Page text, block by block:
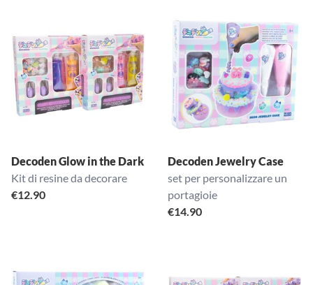
Decoden Glow in the Dark
Kit di resine da decorare
€12.90
Decoden Jewelry Case
set per personalizzare un
portagioie
€14.90